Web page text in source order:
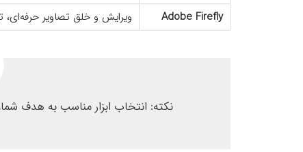
Adobe Firefly
ویرایش و خلق تصاویر
نکته: انتخاب ابزار مناسب به هدف